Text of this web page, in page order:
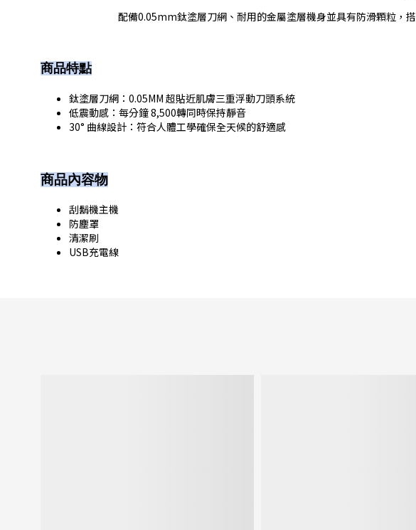
配備0.05mm鈦塗層刀網、耐用的金屬塗層機身並具有防滑顆粒，
商品特點
鈦塗層刀網：0.05MM 超貼近肌膚三重浮動刀頭系統
低震動感：每分鐘 8,500轉同時保持靜音
30° 曲線設計：符合人體工學確保全天候的舒適感
商品內容物
刮鬍機主機
防塵罩
清潔刷
USB充電線